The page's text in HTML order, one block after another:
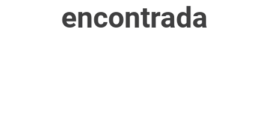
encontrada